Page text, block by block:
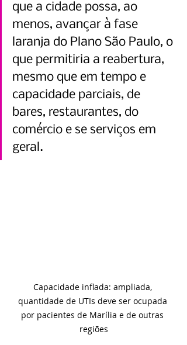
que a cidade possa, ao
menos, avançar à fase
laranja do Plano São Paulo, o
que permitiria a reabertura,
mesmo que em tempo e
capacidade parciais, de
bares, restaurantes, do
comércio e se serviços em
geral.
Capacidade inflada: ampliada,
quantidade de UTIs deve ser ocupada
por pacientes de Marília e de outras
regiões